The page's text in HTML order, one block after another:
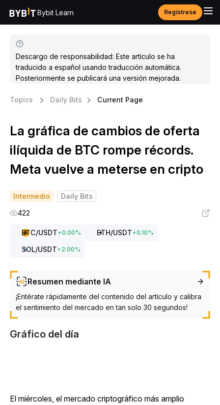
Bybit Learn Regístrese
Descargo de responsabilidad: Este artículo se ha
traducido a español usando traducción automática.
Posteriormente se publicará una versión mejorada.
Topics Daily Bits Current Page
La gráfica de cambios de oferta
ilíquida de BTC rompe récords.
Meta vuelve a meterse en cripto
Intermedio
Daily Bits
422
BTC/USDT+0.00% ETH/USDT+0.10%
SOL/USDT+2.00%
Resumen mediante IA
¡Entérate rápidamente del contenido del artículo y calibra
el sentimiento del mercado en tan solo 30 segundos!
Gráfico del día
El miércoles, el mercado criptográfico más amplio